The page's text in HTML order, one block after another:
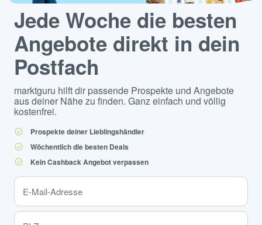
Jede Woche die besten
Angebote direkt in dein
Postfach
marktguru hilft dir passende Prospekte und Angebote
aus deiner Nähe zu finden. Ganz einfach und völlig
kostenfrei.
Prospekte deiner Lieblingshändler
Wöchentlich die besten Deals
Kein Cashback Angebot verpassen